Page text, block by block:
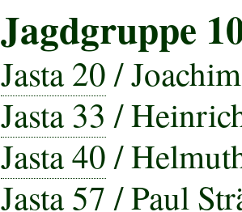
Jagdgruppe
Jasta 20/
Jasta 33 /
Jasta 40/
Jasta 57 / Paul